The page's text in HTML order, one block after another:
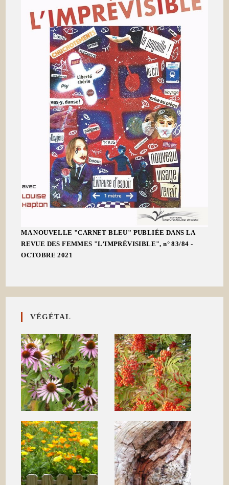
MA NOUVELLE "CARNET BLEU" PUBLIÉE DANS LA
REVUE DES FEMMES "L’IMPRÉVISIBLE", n° 83/84 -
OCTOBRE 2021
VÉGÉTAL